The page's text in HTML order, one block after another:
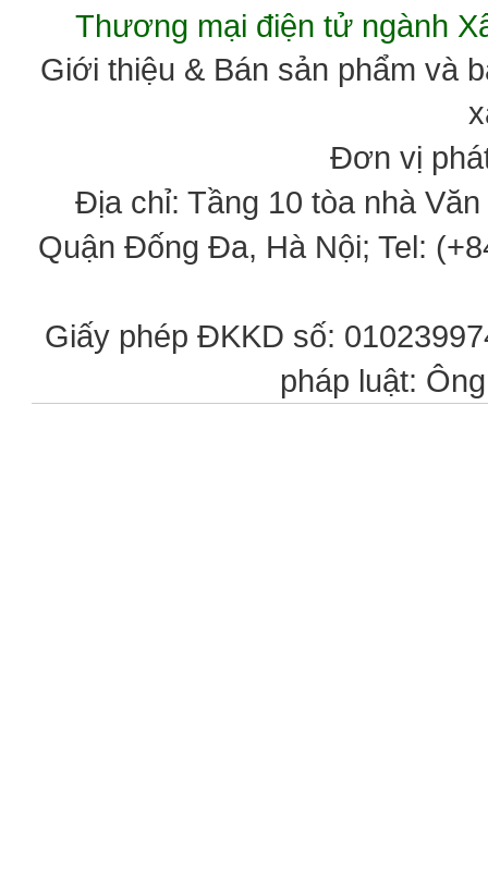
Thương mại điện tử ngành
Giới thiệu & Bán sản phẩm và
Đơn vị
Địa chỉ: Tầng 10 tòa nhà
Quận Đống Đa, Hà Nội; Tel:
Giấy phép ĐKKD số:
pháp luật: